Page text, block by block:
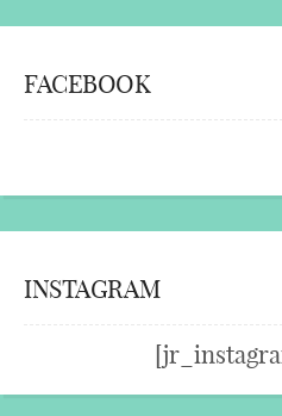
FACEBOOK
INSTAGRAM